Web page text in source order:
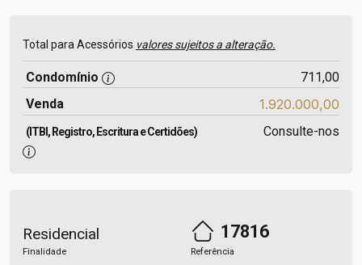
Total para Acessórios valores sujeitos a alteração.
Condomínio
711,00
Venda
1.920.000,00
(ITBI, Registro, Escritura e Certidões) Consulte-nos
Residencial
Finalidade
17816
Referência